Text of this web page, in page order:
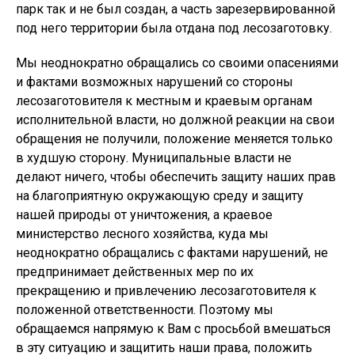
парк так и не был создан, а часть зарезервированной
под него территории была отдана под лесозаготовку.
Мы неоднократно обращались со своими опасениями
и фактами возможных нарушений со стороны
лесозаготовителя к местным и краевым органам
исполнительной власти, но должной реакции на свои
обращения не получили, положение меняется только
в худшую сторону. Муниципальные власти не
делают ничего, чтобы обеспечить защиту наших прав
на благоприятную окружающую среду и защиту
нашей природы от уничтожения, а краевое
министерство лесного хозяйства, куда мы
неоднократно обращались с фактами нарушений, не
предпринимает действенных мер по их
прекращению и привлечению лесозаготовителя к
положенной ответственности. Поэтому мы
обращаемся напрямую к Вам с просьбой вмешаться
в эту ситуацию и защитить наши права, положить